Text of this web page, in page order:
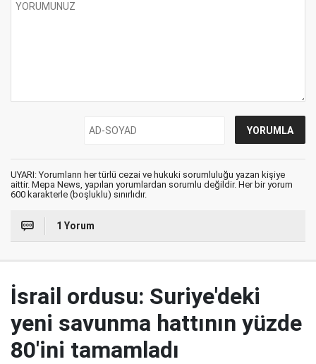
UYARI: Yorumların her türlü cezai ve hukuki sorumluluğu yazan kişiye
aittir. Mepa News, yapılan yorumlardan sorumlu değildir. Her bir yorum
600 karakterle (boşluklu) sınırlıdır.
1 Yorum
İsrail ordusu: Suriye'deki
yeni savunma hattının yüzde
80'ini tamamladı